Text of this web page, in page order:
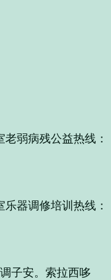
老弱病残公益热线：
乐器调修培训热线：
子安。索拉西哆